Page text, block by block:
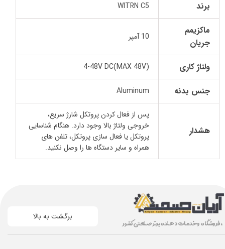
برند WITRN C5
ماکزیمم
جریان
10 آمپر
ولتاژ کاری 4-48V DC(MAX 48V)
جنس بدنه Aluminum
هشدار
پس از فعال کردن پروتکل شارژ سریع،
خروجی ولتاژ بالا وجود دارد. هنگام شناسایی
پروتکل یا فعال سازی پروتکل، تلفن های
همراه و سایر دستگاه ها را وصل نکنید.
برگشت به بالا ، فروشگاه و خدمات دهنده برتر صنعتی کشور